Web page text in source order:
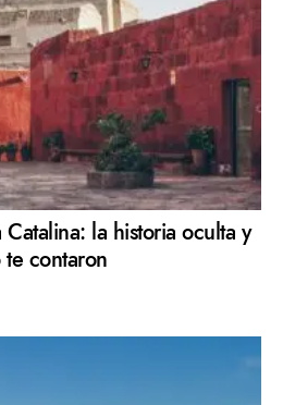
la historia oculta y
contaron